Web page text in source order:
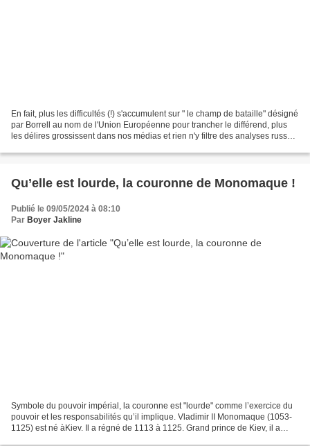
En fait, plus les difficultés (!) s'accumulent sur " le champ de bataille" désigné
par Borrell au nom de l'Union Européenne pour trancher le différend, plus
les délires grossissent dans nos médias et rien n'y filtre des analyses russes.
Qu’elle est lourde, la couronne de Monomaque !
Publié le 09/05/2024 à 08:10
Par Boyer Jakline
Symbole du pouvoir impérial, la couronne est "lourde" comme l’exercice du
pouvoir et les responsabilités qu’il implique. Vladimir II Monomaque (1053-
1125) est né àKiev. Il a régné de 1113 à 1125. Grand prince de Kiev, il a